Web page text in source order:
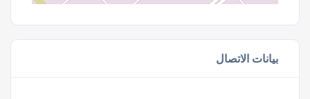
بيانات الاتصال